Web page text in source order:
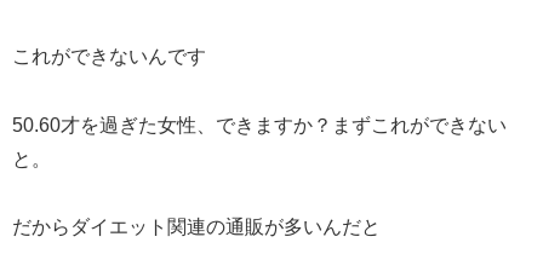
これができないんです
50.60才を過ぎた女性、できますか？まずこれができない
と。
だからダイエット関連の通販が多いんだと